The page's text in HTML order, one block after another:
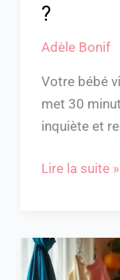
?
Adèle Bonif
Votre bébé
met 30
inquiète et
Lire la suite »
Déguisement
à